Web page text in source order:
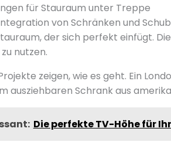
für Stauraum unter Treppe
von Schränken und
der sich perfekt einfügt.
nutzen.
zeigen, wie es geht. Ein
ausziehbaren Schrank aus
Die perfekte TV-Höhe für